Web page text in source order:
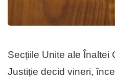
Secțiile Unite ale Înaltei
Justiție decid vineri,